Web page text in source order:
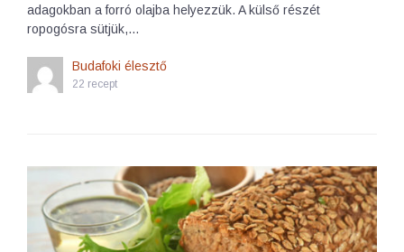
adagokban a forró olajba helyezzük. A külső részét
ropogósra sütjük,…
Budafoki élesztő
22 recept